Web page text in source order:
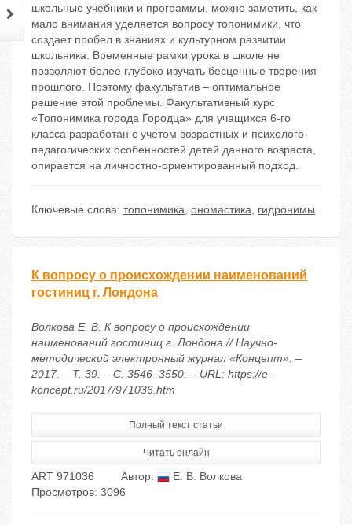
школьные учебники и программы, можно заметить, как
мало внимания уделяется вопросу топонимики, что
создает пробел в знаниях и культурном развитии
школьника. Временные рамки урока в школе не
позволяют более глубоко изучать бесценные творения
прошлого. Поэтому факультатив – оптимальное
решение этой проблемы. Факультативный курс
«Топонимика города Городца» для учащихся 6-го
класса разработан с учетом возрастных и психолого-
педагогических особенностей детей данного возраста,
опирается на личностно-ориентированный подход.
Ключевые слова: топонимика, ономастика, гидронимы
К вопросу о происхождении наименований
гостиниц г. Лондона
Волкова Е. В. К вопросу о происхождении
наименований гостиниц г. Лондона // Научно-
методический электронный журнал «Концепт». –
2017. – Т. 39. – С. 3546–3550. – URL: https://e-
koncept.ru/2017/971036.htm
Полный текст статьи
Читать онлайн
ART 971036 Автор:
Е. В. Волкова
Просмотров: 3096